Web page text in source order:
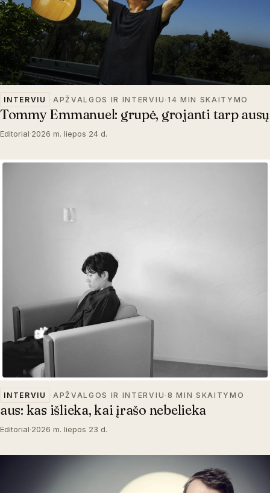
INTERVIU · APŽVALGOS IR INTERVIU · 14 MIN SKAITYMO
Tommy Emmanuel: grupė, grojanti tarp ausų
Editorial·2026 m. liepos 24 d.
INTERVIU · APŽVALGOS IR INTERVIU · 8 MIN SKAITYMO
aus: kas išlieka, kai įrašo nebelieka
Editorial·2026 m. liepos 23 d.